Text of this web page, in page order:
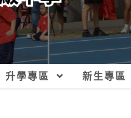
升學專區 新生專區